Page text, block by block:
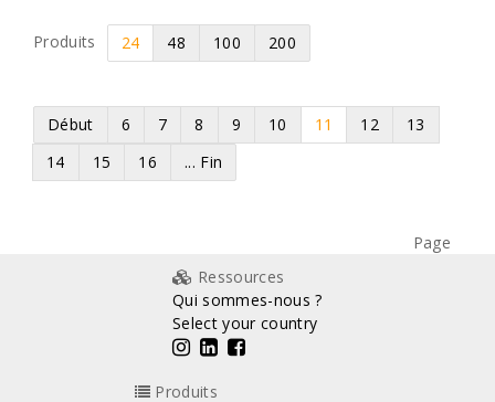
Produits 24 48 100 200
Début 6 7 8 9 10 11 12
13
14
15 16 ... Fin
Page
Ressources
Qui sommes-nous ?
Select your country
Produits